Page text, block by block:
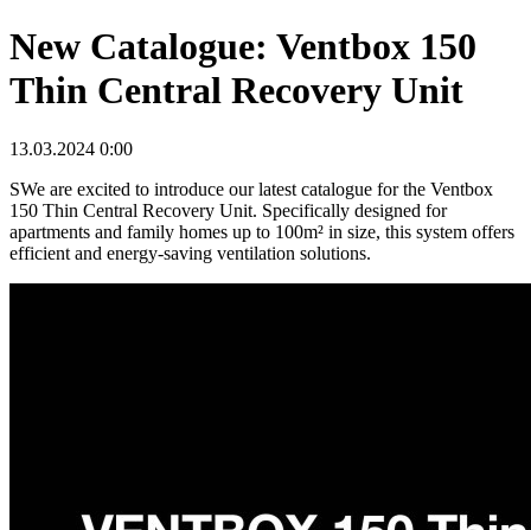
New Catalogue: Ventbox 150
Thin Central Recovery Unit
13.03.2024 0:00
SWe are excited to introduce our latest catalogue for the Ventbox
150 Thin Central Recovery Unit. Specifically designed for
apartments and family homes up to 100m² in size, this system offers
efficient and energy-saving ventilation solutions.